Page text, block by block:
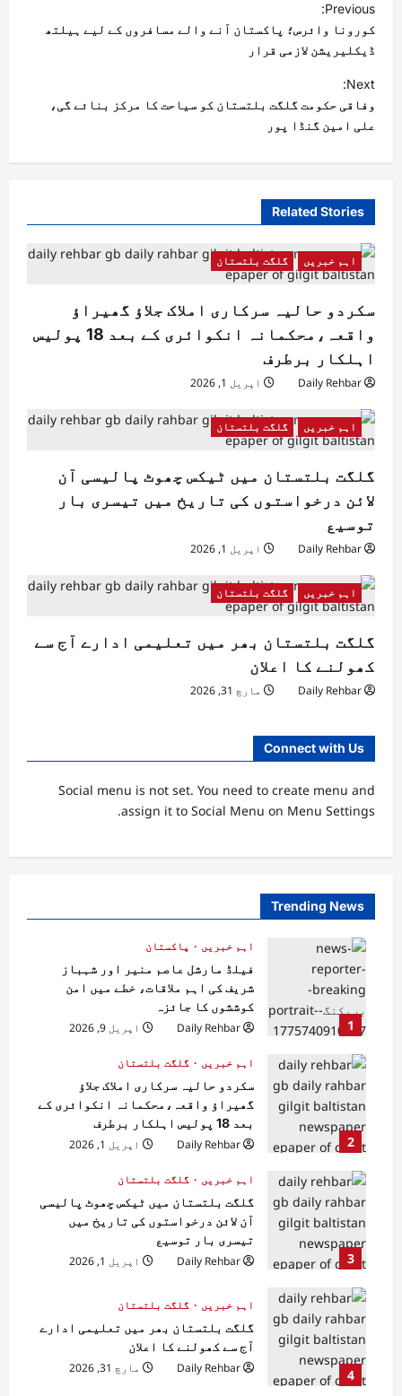
Previous:
کورونا وائرس؛ پاکستان آنے والے مسافروں کے لیے ہیلتھ
ڈیکلیریشن لازمی قرار
Next:
وفاقی حکومت گلگت بلتستان کو سیاحت کا مرکز بنائے گی،
علی امین گنڈا پور
Related Stories
اہم خبریں گلگت بلتستان
سکردو حالیہ سرکاری املاک جلاؤ گھیراؤ
واقعہ،محکمانہ انکوائری کے بعد 18 پولیس
اہلکار برطرف
Daily Rehbar اپریل 1, 2026
اہم خبریں گلگت بلتستان
گلگت بلتستان میں ٹیکس چھوٹ پالیسی آن
لائن درخواستوں کی تاریخ میں تیسری بار
توسیع
Daily Rehbar اپریل 1, 2026
اہم خبریں گلگت بلتستان
گلگت بلتستان بھر میں تعلیمی ادارے آج سے
کھولنے کا اعلان
Daily Rehbar مارچ 31, 2026
Connect with Us
Social menu is not set. You need to create menu and
assign it to Social Menu on Menu Settings.
Trending News
1
اہم خبریں
پاکستان
فیلڈ مارشل عاصم منیر اور شہباز
شریف کی اہم ملاقات، خطے میں امن
کوششوں کا جائزہ
Daily Rehbar
اپریل 9, 2026
2
اہم خبریں
گلگت بلتستان
سکردو حالیہ سرکاری املاک جلاؤ
گھیراؤ واقعہ،محکمانہ انکوائری کے
بعد 18 پولیس اہلکار برطرف
Daily Rehbar
اپریل 1, 2026
3
اہم خبریں
گلگت بلتستان
گلگت بلتستان میں ٹیکس چھوٹ پالیسی
آن لائن درخواستوں کی تاریخ میں
تیسری بار توسیع
Daily Rehbar
اپریل 1, 2026
4
اہم خبریں
گلگت بلتستان
گلگت بلتستان بھر میں تعلیمی ادارے
آج سے کھولنے کا اعلان
Daily Rehbar
مارچ 31, 2026